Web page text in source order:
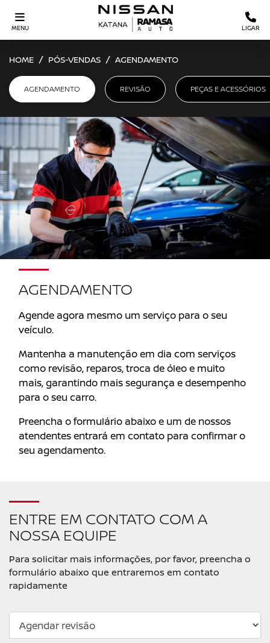
MENU LIGAR
HOME PÓS-VENDAS AGENDAMENTO
AGENDAMENTO REVISÃO PEÇAS E ACESSÓRIOS
AGENDAMENTO
Agende agora mesmo um serviço para o seu
veículo.
Mantenha a manutenção em dia com serviços
como revisão, reparos, troca de óleo e muito
mais, garantindo mais segurança e desempenho
para o seu carro.
Preencha o formulário abaixo e um de nossos
atendentes entrará em contato para confirmar o
seu agendamento.
ENTRE EM CONTATO COM A
NOSSA EQUIPE
Para solicitar mais informações, por favor, preencha o
formulário abaixo que entraremos em contato
rapidamente